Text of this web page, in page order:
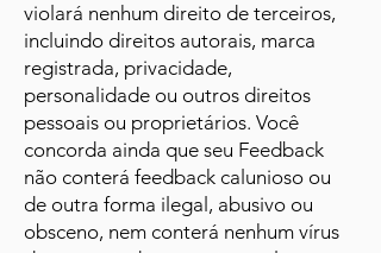
violará nenhum direito de terceiros,
incluindo direitos autorais, marca
registrada, privacidade,
personalidade ou outros direitos
pessoais ou proprietários. Você
concorda ainda que seu Feedback
não conterá feedback calunioso ou
de outra forma ilegal, abusivo ou
obsceno, nem conterá nenhum vírus